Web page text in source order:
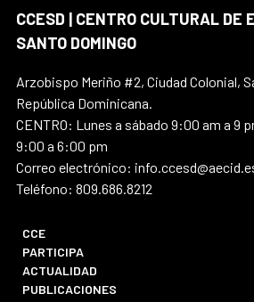
CCESD | CENTRO CULTURAL DE
SANTO DOMINGO
Arzobispo Meriño #2, Ciudad Colonial,
República Dominicana.
CENTRO: Lunes a sábado 9:00 am a 9
9:00 a 6:00 pm
Correo electrónico:
Teléfono: 809.686.8212
CCE
PARTICIPA
ACTUALIDAD
PUBLICACIONES